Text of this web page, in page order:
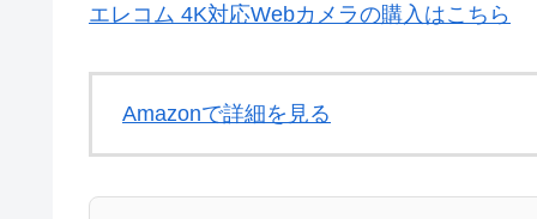
エレコム 4K対応Webカメラの購入はこちら
Amazonで詳細を見る